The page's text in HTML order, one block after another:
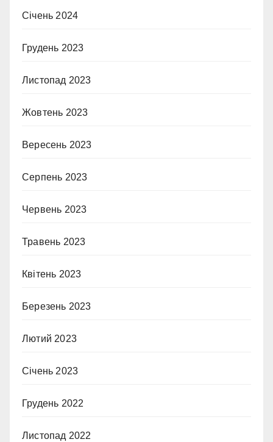
Січень 2024
Грудень 2023
Листопад 2023
Жовтень 2023
Вересень 2023
Серпень 2023
Червень 2023
Травень 2023
Квітень 2023
Березень 2023
Лютий 2023
Січень 2023
Грудень 2022
Листопад 2022